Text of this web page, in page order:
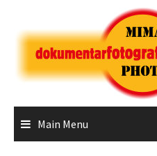
content
Main Menu